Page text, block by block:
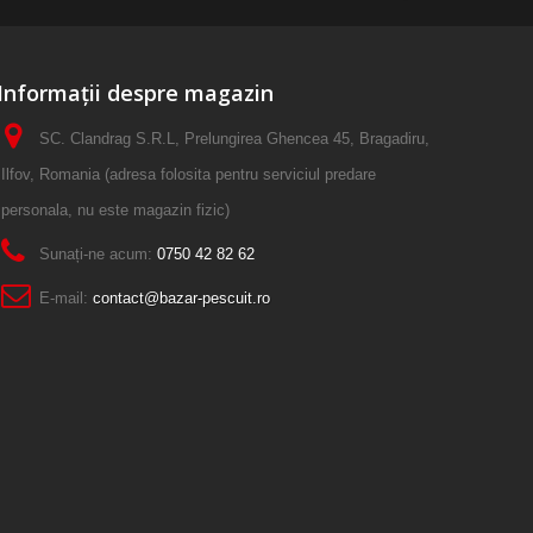
Informații despre magazin
SC. Clandrag S.R.L, Prelungirea Ghencea 45, Bragadiru,
Ilfov, Romania (adresa folosita pentru serviciul predare
personala, nu este magazin fizic)
Sunați-ne acum: 0750 42 82 62
E-mail: contact@bazar-pescuit.ro